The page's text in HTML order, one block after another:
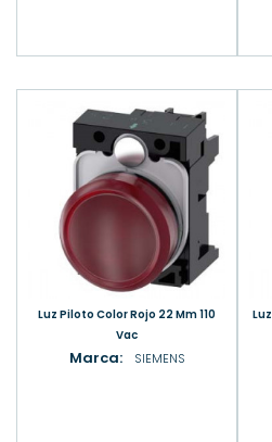
Luz Piloto Color Rojo 22 Mm 110
Vac
Marca: SIEMENS
Luz Piloto Color Verde 22 Mm 230